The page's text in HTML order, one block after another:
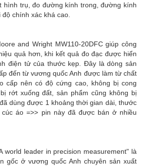
hình trụ, đo đường kính trong, đường kính
chính xác khá cao.
and Wright MW110-20DFC giúp công
quả hơn, khi kết quả đo đạc được hiển
điện tử của thước kẹp. Đây là dòng sản
đến từ vương quốc Anh được làm từ chất
cấp nên có độ cứng cao, không bị cong
rớt xuống đất, sản phẩm cũng không bị
dùng được 1 khoảng thời gian dài, thước
cúc áo =>> pin này đã được bán ở nhiều
world leader in precision measurement" là
gốc ở vương quốc Anh chuyên sản xuất